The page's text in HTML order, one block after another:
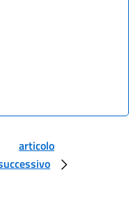
statali e
articolo